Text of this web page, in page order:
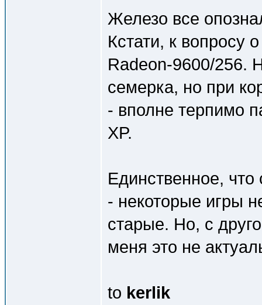
Железо все
Кстати, к вопросу
Radeon-9600/256.
семерка, но при
- вполне терпимо
XP.
Единственное,
- некоторые игры
старые. Но, с
меня это не
to kerlik